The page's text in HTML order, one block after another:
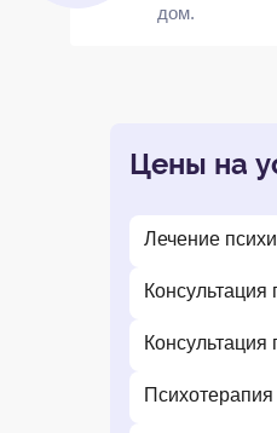
дом.
Цены на
Лечение
Консультация
Консультация